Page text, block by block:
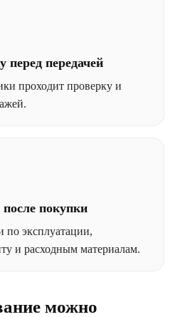
перед передачей
проходит проверку и
покупки
по эксплуатации,
и расходным материалам.
можно